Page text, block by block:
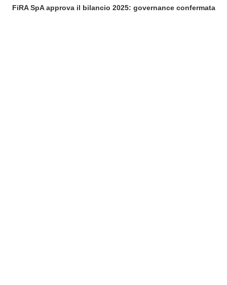
FiRA SpA approva il bilancio 2025: governance confermata